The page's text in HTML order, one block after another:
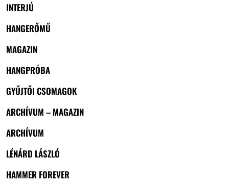
INTERJÚ
HANGERŐMŰ
MAGAZIN
HANGPRÓBA
GYŰJTŐI CSOMAGOK
ARCHÍVUM – MAGAZIN
ARCHÍVUM
LÉNÁRD LÁSZLÓ
HAMMER FOREVER